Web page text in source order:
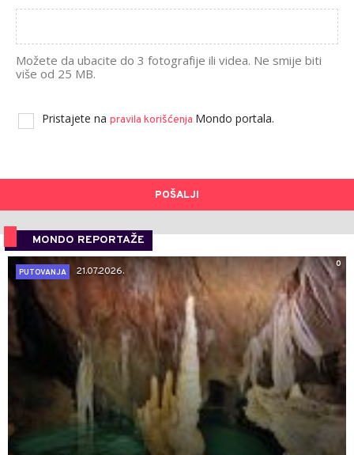
Možete da ubacite do 3 fotografije ili videa. Ne smije biti
više od 25 MB.
Pristajete na pravila korišćenja Mondo portala.
POŠALJI
MONDO REPORTAŽE
0
PUTOVANJA
21.07.2026.